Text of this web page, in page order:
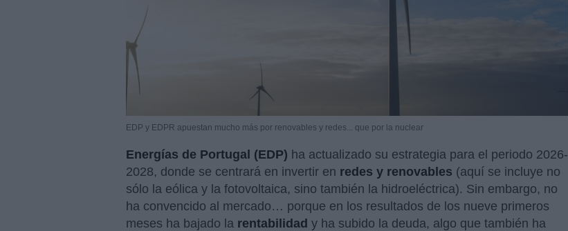
EDP y EDPR apuestan mucho más por renovables y redes... que por la nuclear
Energías de Portugal (EDP) ha actualizado su estrategia para el periodo 2026-
2028, donde se centrará en invertir en redes y renovables (aquí se incluye no
sólo la eólica y la fotovoltaica, sino también la hidroeléctrica). Sin embargo, no
ha convencido al mercado… porque en los resultados de los nueve primeros
meses ha bajado la rentabilidad y ha subido la deuda, algo que también ha